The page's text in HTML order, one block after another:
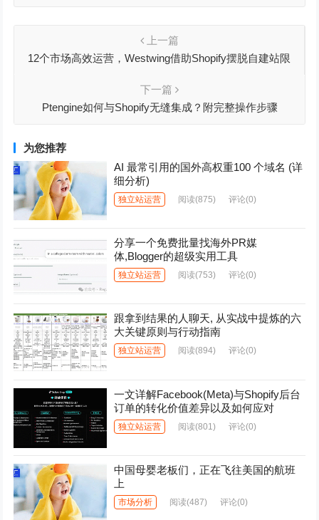
上一篇
12个市场高效运营，Westwing借助Shopify摆脱自建站限
下一篇
Ptengine如何与Shopify无缝集成？附完整操作步骤
为您推荐
AI 最常引用的国外高权重100 个域名 (详
细分析)
独立站运营 阅读(875) 评论(0)
分享一个免费批量找海外PR媒
体,Blogger的超级实用工具
独立站运营 阅读(753) 评论(0)
跟拿到结果的人聊天, 从实战中提炼的六
大关键原则与行动指南
独立站运营 阅读(894) 评论(0)
一文详解Facebook(Meta)与Shopify后台
订单的转化价值差异以及如何应对
独立站运营 阅读(801) 评论(0)
中国母婴老板们，正在飞往美国的航班
上
市场分析 阅读(487) 评论(0)